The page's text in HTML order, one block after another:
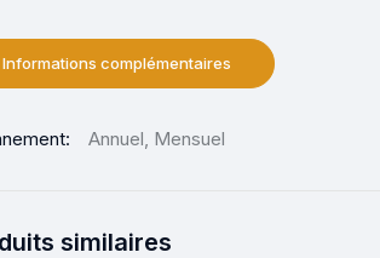
Informations complémentaires
Annuel, Mensuel
similaires